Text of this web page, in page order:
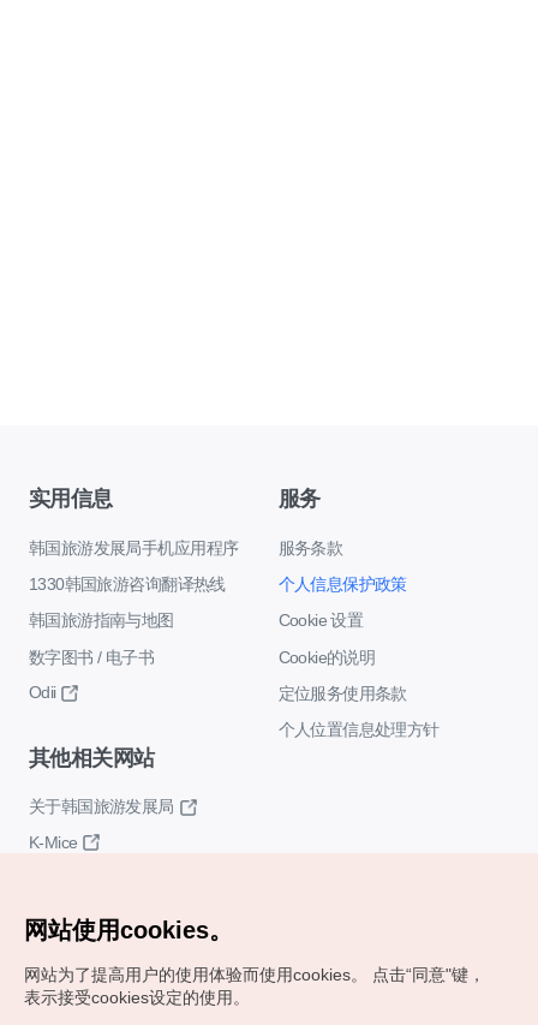
实用信息
韩国旅游发展局手机应用程序
1330韩国旅游咨询翻译热线
韩国旅游指南与地图
数字图书 / 电子书
Odii
服务
服务条款
个人信息保护政策
Cookie 设置
Cookie的说明
定位服务使用条款
个人位置信息处理方针
其他相关网站
关于韩国旅游发展局
K-Mice
网站使用cookies。
网站为了提高用户的使用体验而使用cookies。
点击“同意"键，
表示接受cookies设定的使用。